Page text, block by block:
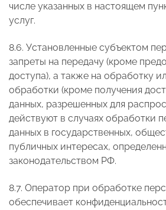
числе указанных в настоящем
услуг.
8.6. Установленные субъектом
запреты на передачу (кроме
доступа), а также на обработку
обработки (кроме получения
данных, разрешенных для
действуют в случаях обработки
данных в государственных,
публичных интересах,
законодательством РФ.
8.7. Оператор при обработке
обеспечивает